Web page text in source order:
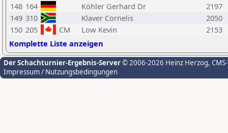
148 164 Köhler Gerhard Dr
2197
149 310 Klaver Cornelis
2050
150 205 CM Low Kevin
2153
Komplette Liste anzeigen
Der Schachturnier-Ergebnis-Server© 2006-2026 Heinz Herzog,
Impressum / Nutzungsbedingungen